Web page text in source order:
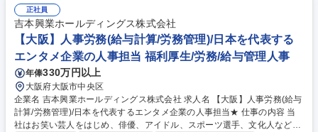
計画全般の立案及び遂行 募集職種 【大阪】Daigasグループの持続的な成
長を牽引する人材採用業務
正社員
吉本興業ホールディングス株式会社
【大阪】人事労務(給与計算/労務管理)/日本を代表する
エンタメ企業の人事担当 福利厚生/労務/給与管理人事
年俸330万円以上
大阪府大阪市中央区
企業名 吉本興業ホールディングス株式会社 求人名 【大阪】人事労務(給与
計算/労務管理)/日本を代表するエンタメ企業の人事担当★ 仕事の内容 当
社はお笑い芸人をはじめ、俳優、アイドル、スポーツ選手、文化人など、